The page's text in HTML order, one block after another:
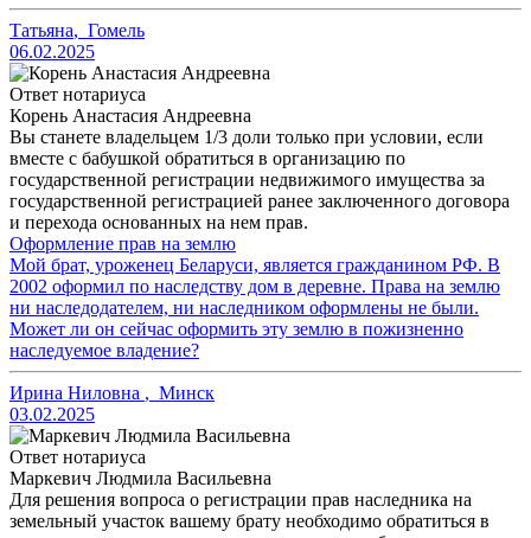
Татьяна, Гомель
06.02.2025
Ответ нотариуса
Корень Анастасия Андреевна
Вы станете владельцем 1/3 доли только при условии, если
вместе с бабушкой обратиться в организацию по
государственной регистрации недвижимого имущества за
государственной регистрацией ранее заключенного договора
и перехода основанных на нем прав.
Оформление прав на землю
Мой брат, уроженец Беларуси, является гражданином РФ. В
2002 оформил по наследству дом в деревне. Права на землю
ни наследодателем, ни наследником оформлены не были.
Может ли он сейчас оформить эту землю в пожизненно
наследуемое владение?
Ирина Ниловна , Минск
03.02.2025
Ответ нотариуса
Маркевич Людмила Васильевна
Для решения вопроса о регистрации прав наследника на
земельный участок вашему брату необходимо обратиться в